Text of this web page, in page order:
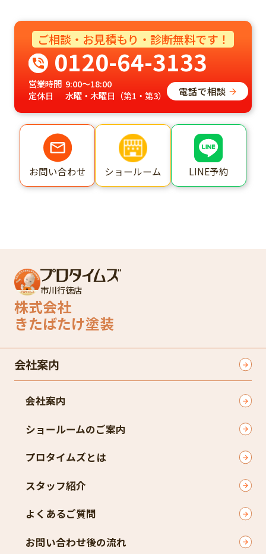
ご相談・お見積もり・診断無料です！
0120-64-3133
営業時間 9:00～18:00
定休日
水曜・木曜日（第1・第3） 電話で相談
お問い合わせ ショールーム LINE予約
市川行徳店
株式会社
きたばたけ塗装
会社案内
会社案内
ショールームのご案内
プロタイムズとは
スタッフ紹介
よくあるご質問
お問い合わせ後の流れ